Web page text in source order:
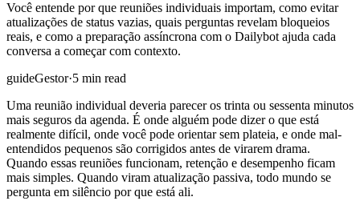
Você entende por que reuniões individuais importam, como evitar
atualizações de status vazias, quais perguntas revelam bloqueios
reais, e como a preparação assíncrona com o Dailybot ajuda cada
conversa a começar com contexto.
guideGestor·5 min read
Uma reunião individual deveria parecer os trinta ou sessenta minutos
mais seguros da agenda. É onde alguém pode dizer o que está
realmente difícil, onde você pode orientar sem plateia, e onde mal-
entendidos pequenos são corrigidos antes de virarem drama.
Quando essas reuniões funcionam, retenção e desempenho ficam
mais simples. Quando viram atualização passiva, todo mundo se
pergunta em silêncio por que está ali.